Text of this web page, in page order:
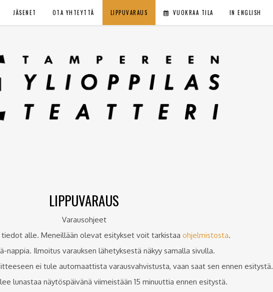
JÄSENET OTA YHTEYTTÄ LIPPUVARAUS VUOKRAA TILA IN ENGLISH
LIPPUVARAUS
Varausohjeet
tiedot alle. Meneillään olevat esitykset voit tarkistaa ohjelmistosta.
nappia. Ilmoitus varauksen lähetyksestä näkyy samalla sivulla.
ei tule automaattista varausvahvistusta, vaan saat sen ennen esitystä.
lunastaa näytöspäivänä viimeistään 15 minuuttia ennen esitystä.